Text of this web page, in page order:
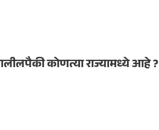
कोणत्या राज्यामध्ये आहे ?